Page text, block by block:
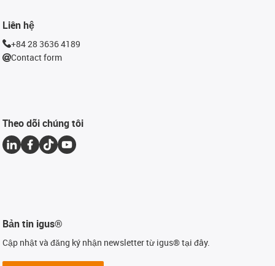
Liên hệ
+84 28 3636 4189
Contact form
Theo dõi chúng tôi
Bản tin igus®
Cập nhật và đăng ký nhận newsletter từ igus® tại đây.